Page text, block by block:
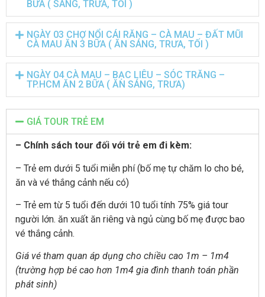
BỮA ( SÁNG, TRƯA, TỐI )
NGÀY 03 CHỢ NỔI CÁI RĂNG – CÀ MAU – ĐẤT MŨI
CÀ MAU ĂN 3 BỮA ( ĂN SÁNG, TRƯA, TỐI )
NGÀY 04 CÀ MAU – BẠC LIÊU – SÓC TRĂNG –
TP.HCM ĂN 2 BỮA ( ĂN SÁNG, TRƯA)
GIÁ TOUR TRẺ EM
– Chính sách tour đối với trẻ em đi kèm:
– Trẻ em dưới 5 tuổi miễn phí (bố mẹ tự chăm lo cho bé,
ăn và vé thắng cảnh nếu có)
– Trẻ em từ 5 tuổi đến dưới 10 tuổi tính 75% giá tour
người lớn. ăn xuất ăn riêng và ngủ cùng bố mẹ được bao
vé thắng cảnh.
Giá vé tham quan áp dụng cho chiều cao 1m – 1m4
(trường hợp bé cao hơn 1m4 gia đình thanh toán phần
phát sinh)